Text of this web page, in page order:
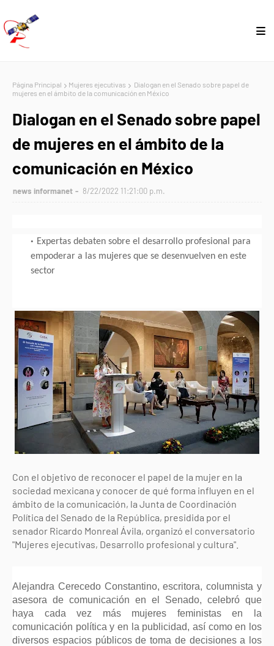
Página Principal Mujeres ejecutivas
Dialogan en el Senado sobre papel de
mujeres en el ámbito de la comunicación en México
Dialogan en el Senado sobre papel
de mujeres en el ámbito de la
comunicación en México
news informanet 8/22/2022 11:21:00 p.m.
Expertas debaten sobre el desarrollo profesional para
empoderar a las mujeres que se desenvuelven en este
sector
Con el objetivo de reconocer el papel de la mujer en la
sociedad mexicana y conocer de qué forma influyen en el
ámbito de la comunicación, la Junta de Coordinación
Política del Senado de la República, presidida por el
senador Ricardo Monreal Ávila, organizó el conversatorio
"Mujeres ejecutivas, Desarrollo profesional y cultura".
Alejandra Cerecedo Constantino, escritora, columnista y
asesora de comunicación en el Senado, celebró que
haya cada vez más mujeres feministas en la
comunicación política y en la publicidad, así como en los
diversos espacios públicos de toma de decisiones a los